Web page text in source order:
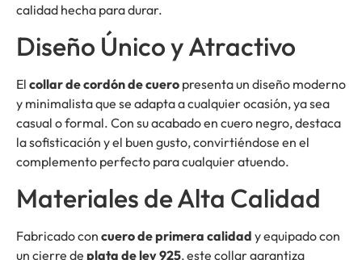
calidad hecha para durar.
Diseño Único y Atractivo
El collar de cordón de cuero presenta un diseño moderno
y minimalista que se adapta a cualquier ocasión, ya sea
casual o formal. Con su acabado en cuero negro, destaca
la sofisticación y el buen gusto, convirtiéndose en el
complemento perfecto para cualquier atuendo.
Materiales de Alta Calidad
Fabricado con cuero de primera calidad y equipado con
un cierre de plata de ley 925, este collar garantiza